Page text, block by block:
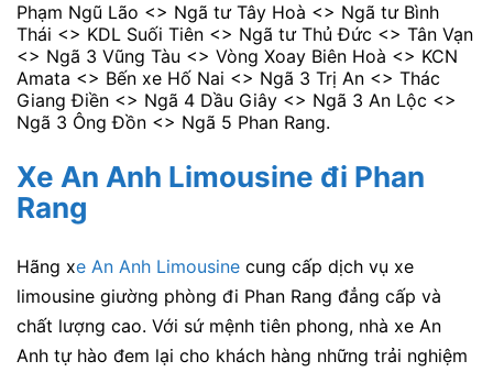
Phạm Ngũ Lão <> Ngã tư Tây Hoà <> Ngã tư Bình
Thái <> KDL Suối Tiên <> Ngã tư Thủ Đức <> Tân Vạn
<> Ngã 3 Vũng Tàu <> Vòng Xoay Biên Hoà <> KCN
Amata <> Bến xe Hố Nai <> Ngã 3 Trị An <> Thác
Giang Điền <> Ngã 4 Dầu Giây <> Ngã 3 An Lộc <>
Ngã 3 Ông Đồn <> Ngã 5 Phan Rang.
Xe An Anh Limousine đi Phan
Rang
Hãng xe An Anh Limousine cung cấp dịch vụ xe
limousine giường phòng đi Phan Rang đẳng cấp và
chất lượng cao. Với sứ mệnh tiên phong, nhà xe An
Anh tự hào đem lại cho khách hàng những trải nghiệm